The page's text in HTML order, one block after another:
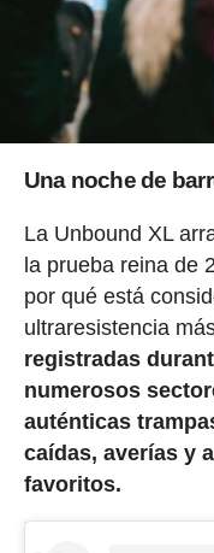
Una noche de
La Unbound XL
la prueba reina de
por qué está
ultraresistencia
registradas
numerosos
auténticas
caídas, averías y
favoritos.